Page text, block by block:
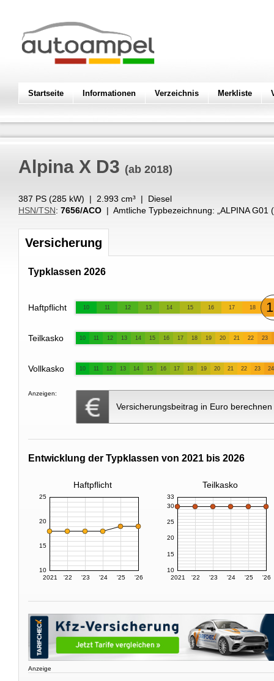
Startseite Informationen Verzeichnis Merkliste
Alpina X D3 (ab 2018)
387 PS (285 kW) | 2.993 cm³ | Diesel
HSN/TSN: 7656/ACO | Amtliche Typbezeichnung: „ ALPINA G01
Versicherung
Typklassen 2026
Haftpflicht 10 11 12 13 14 15 16 17 18
Teilkasko 10 11 12 13 14 15 16 17 18 19 20 21 22 23
Vollkasko 10 11 12 13 14 15 16 17 18 19 20 21 22 23 24
Anzeigen:
Versicherungsbeitrag in Euro berechnen
Entwicklung der Typklassen von 2021 bis 2026
Haftpflicht Teilkasko
2021 '22 '23 '24 '25 '26
10
15
20
25
2021 '22 '23 '24 '25 '26
10
15
20
25
30
33
Anzeige